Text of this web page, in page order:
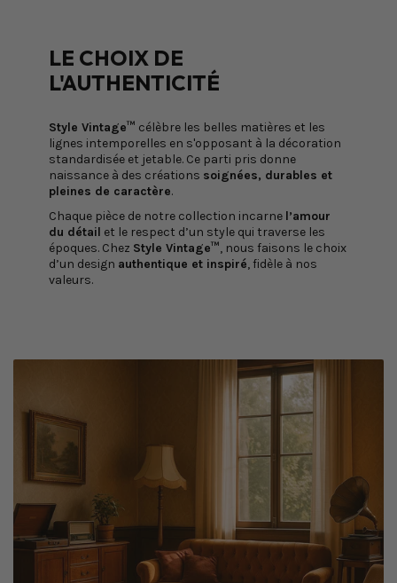
LE CHOIX DE
L'AUTHENTICITÉ
Style Vintage™ célèbre les belles matières et les
lignes intemporelles en s'opposant à la décoration
standardisée et jetable. Ce parti pris donne
naissance à des créations soignées, durables et
pleines de caractère.
Chaque pièce de notre collection incarne l’amour
du détail et le respect d’un style qui traverse les
époques. Chez Style Vintage™, nous faisons le choix
d’un design authentique et inspiré, fidèle à nos
valeurs.